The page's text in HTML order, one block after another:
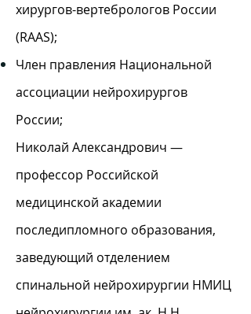
хирургов-вертебрологов России
(RAAS);
Член правления Национальной
ассоциации нейрохирургов
России;
Николай Александрович —
профессор Российской
медицинской академии
последипломного образования,
заведующий отделением
спинальной нейрохирургии НМИЦ